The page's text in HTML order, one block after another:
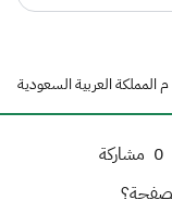
0 مشاركة